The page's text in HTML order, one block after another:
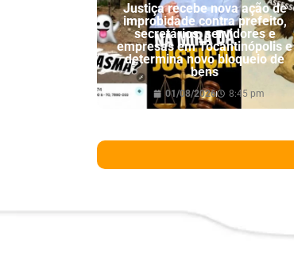
Justiça recebe nova ação de
improbidade contra prefeito,
secretários, servidores e
empresas em Tocantinópolis e
determina novo bloqueio de
bens
01/08/2026 8:45 pm